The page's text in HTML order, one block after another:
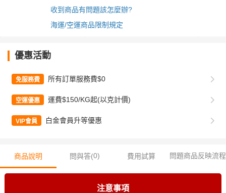
收到商品有問題該怎麼辦?
海運/空運商品限制規定
優惠活動
免服務費 所有訂單服務費$0
空運優惠 運費$150/KG起(以克計價)
VIP會員 白金會員升等優惠
商品說明 問與答(0) 費用試算 問題商品反映流程
注意事項